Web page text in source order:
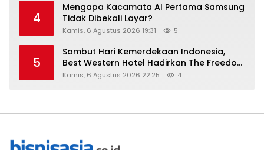
4
Mengapa Kacamata AI Pertama Samsung
Tidak Dibekali Layar?
Kamis, 6 Agustus 2026 19:31 5
5
Sambut Hari Kemerdekaan Indonesia,
Best Western Hotel Hadirkan The Freedom
Stay Diskon Hingga 45%
Kamis, 6 Agustus 2026 22:25 4